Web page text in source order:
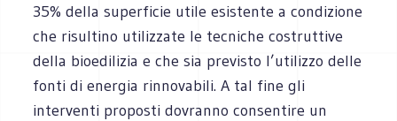
35% della superficie utile esistente a condizione
che risultino utilizzate le tecniche costruttive
della bioedilizia e che sia previsto l’utilizzo delle
fonti di energia rinnovabili. A tal fine gli
interventi proposti dovranno consentire un